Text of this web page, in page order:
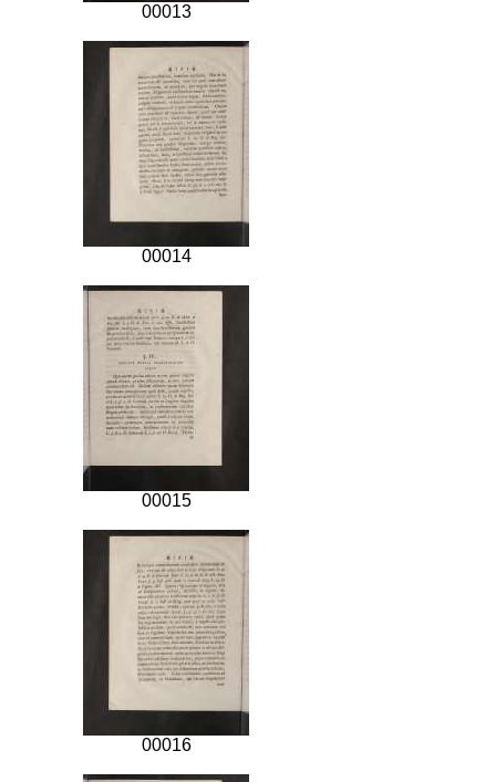
00013
00014
00015
00016